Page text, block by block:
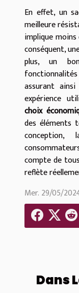
En effet, un
meilleure
implique
conséquent,
plus, un
fonctionnalités
assurant ainsi
expérience
choix
des éléments
compte de
reflète
Mer. 29/05/
Dans